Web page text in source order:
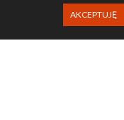
AKCEPTUJĘ